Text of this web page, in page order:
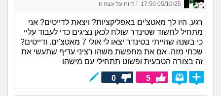
05/10/25 17:50 דווח על עצה זו
רגע, היו לך מאטצ'ים באפליקציות? ויצאת לדייטים? אני
מתחיל לחשוד שטינדר שולח לכאן נציגים כדי לעבוד עליי
כי בשנה שהייתי בטינדר יצאו לי אולי 7 מאטצ'ים. ודייטים?
שכחי מזה. אם את מחפשת משהו רציני עדיף שתעשי את
זה בצורה הטבעית ופשוט תתחילי עם מישהו
5
0